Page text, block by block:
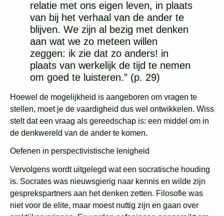
relatie met ons eigen leven, in plaats
van bij het verhaal van de ander te
blijven. We zijn al bezig met denken
aan wat we zo meteen willen
zeggen: ik zie dat zo anders! in
plaats van werkelijk de tijd te nemen
om goed te luisteren.” (p. 29)
Hoewel de mogelijkheid is aangeboren om vragen te
stellen, moet je de vaardigheid dus wel ontwikkelen. Wiss
stelt dat een vraag als gereedschap is: een middel om in
de denkwereld van de ander te komen.
Oefenen in perspectivistische lenigheid
Vervolgens wordt uitgelegd wat een socratische houding
is. Socrates was nieuwsgierig naar kennis en wilde zijn
gesprekspartners aan het denken zetten. Filosofie was
niet voor de elite, maar moest nuttig zijn en gaan over